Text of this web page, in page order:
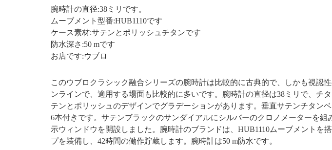
腕時計の直径:38ミリです。
ムーブメント型番:HUB1110です
ケース素材:サテンとポリッシュチタンです
防水深さ:50 mです
お店です:ウブロ
このウブロクラシック融合シリーズの腕時計は比較的に古典的で、しかも視認
ンラインで、適用する場面も比較的に多いです。腕時計の直径は38ミリで、チ
テンとポリッシュのデザインでグラデーションがあります。垂直サテンチタン
6本付きです。サテンブラックのサンダイアルにシルバーのクロノメーターを組
示ウィンドウを開設しました。腕時計のブランドは、HUB1110ムーブメントを
プを装備し、42時間の働作貯蔵します。腕時計は50 m防水です。